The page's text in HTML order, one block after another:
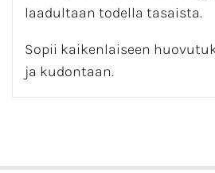
laadultaan todella tasaista.
Sopii kaikenlaiseen
ja kudontaan.